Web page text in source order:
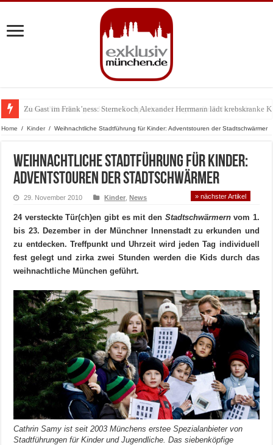
Zu Gast im Fränk’ness: Sternekoch Alexander Herrmann lädt krebskranke
Warum München gerade zum Treffpunkt der Lingerie-Branche wurde
Home / Kinder / Weihnachtliche Stadtführung für Kinder: Adventstouren der Stadtschwärmer
Weihnachtliche Stadtführung für Kinder:
Adventstouren der Stadtschwärmer
29. November 2010 Kinder ,News » nächster Artikel
24 versteckte Tür(ch)en gibt es mit den Stadtschwärmernvom 1.
bis 23. Dezember in der Münchner Innenstadt zu erkunden und
zu entdecken. Treffpunkt und Uhrzeit wird jeden Tag individuell
fest gelegt und zirka zwei Stunden werden die Kids durch das
weihnachtliche München geführt.
Cathrin Samy ist seit 2003 Münchens erstee Spezialanbieter von
Stadtführungen für Kinder und Jugendliche. Das siebenköpfige